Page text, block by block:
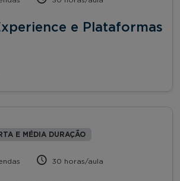
e Plataformas
E MÉDIA DURAÇÃO
30 horas/aula